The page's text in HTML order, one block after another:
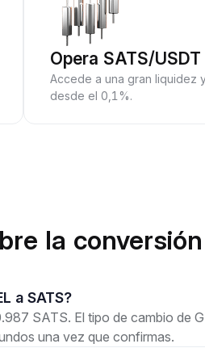
Opera SATS/
Accede a una gran liquidez
desde el 0,1%.
la conversión
a SATS?
SATS. El tipo de cambio de
una vez que confirmas.